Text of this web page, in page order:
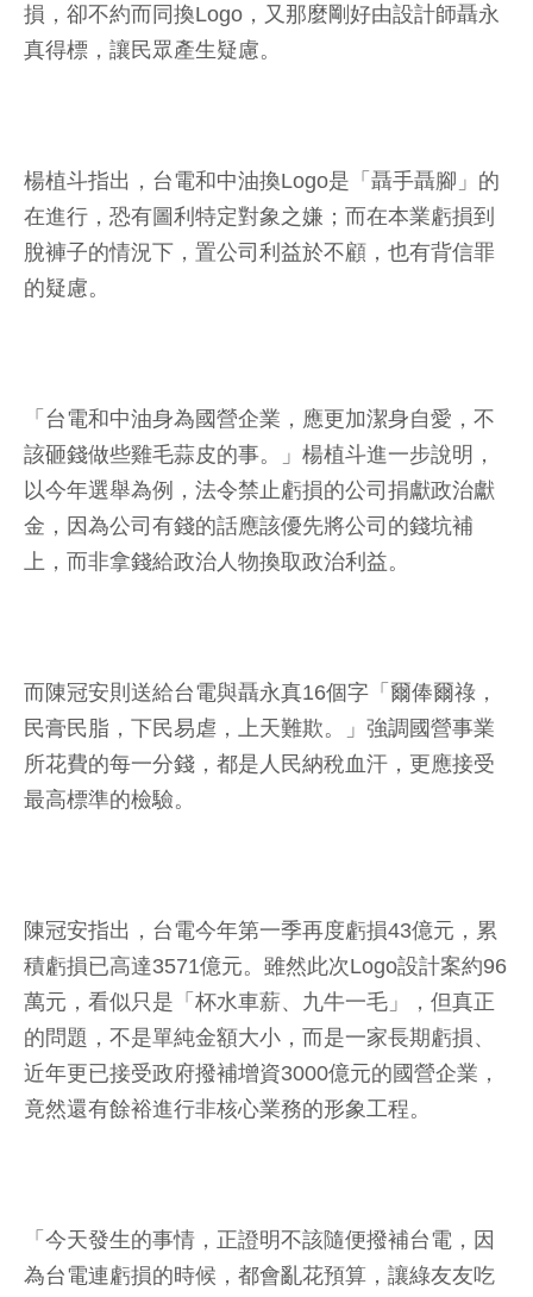
損，卻不約而同換Logo，又那麼剛好由設計師聶永
真得標，讓民眾產生疑慮。
楊植斗指出，台電和中油換Logo是「聶手聶腳」的
在進行，恐有圖利特定對象之嫌；而在本業虧損到
脫褲子的情況下，置公司利益於不顧，也有背信罪
的疑慮。
「台電和中油身為國營企業，應更加潔身自愛，不
該砸錢做些雞毛蒜皮的事。」楊植斗進一步說明，
以今年選舉為例，法令禁止虧損的公司捐獻政治獻
金，因為公司有錢的話應該優先將公司的錢坑補
上，而非拿錢給政治人物換取政治利益。
而陳冠安則送給台電與聶永真16個字「爾俸爾祿，
民膏民脂，下民易虐，上天難欺。」強調國營事業
所花費的每一分錢，都是人民納稅血汗，更應接受
最高標準的檢驗。
陳冠安指出，台電今年第一季再度虧損43億元，累
積虧損已高達3571億元。雖然此次Logo設計案約96
萬元，看似只是「杯水車薪、九牛一毛」，但真正
的問題，不是單純金額大小，而是一家長期虧損、
近年更已接受政府撥補增資3000億元的國營企業，
竟然還有餘裕進行非核心業務的形象工程。
「今天發生的事情，正證明不該隨便撥補台電，因
為台電連虧損的時候，都會亂花預算，讓綠友友吃